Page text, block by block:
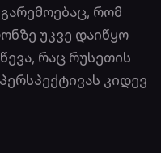
რომ
უკვე დაიწყო
რაც რუსეთის
კიდევ